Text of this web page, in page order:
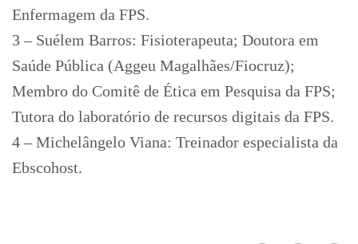
Enfermagem da FPS.
3 – Suélem Barros: Fisioterapeuta; Doutora em
Saúde Pública (Aggeu Magalhães/Fiocruz);
Membro do Comitê de Ética em Pesquisa da FPS;
Tutora do laboratório de recursos digitais da FPS.
4 – Michelângelo Viana: Treinador especialista da
Ebscohost.